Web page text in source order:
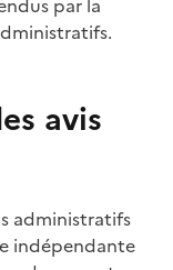
avis
administratifs
indépendante